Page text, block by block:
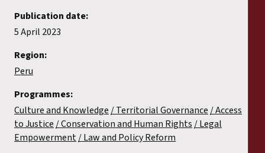
Publication date:
5 April 2023
Region:
Peru
Programmes:
Culture and Knowledge
Territorial Governance Access
to Justice Conservation and Human Rights
Legal
Empowerment Law and Policy Reform